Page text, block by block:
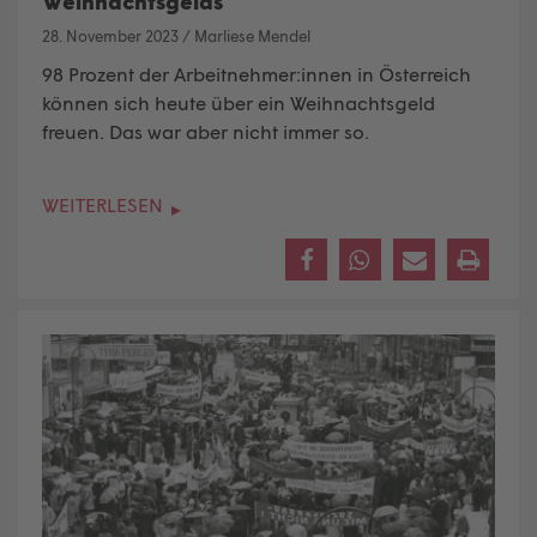
28. November 2023 / Marliese Mendel
98 Prozent der Arbeitnehmer:innen in Österreich
können sich heute über ein Weihnachtsgeld
freuen. Das war aber nicht immer so.
WEITERLESEN